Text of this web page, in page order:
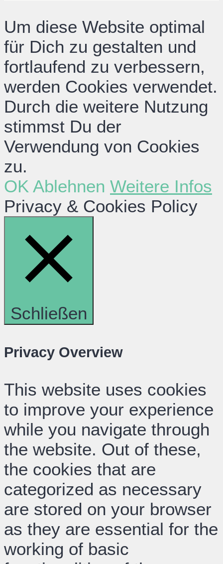
Um diese Website optimal
für Dich zu gestalten und
fortlaufend zu verbessern,
werden Cookies verwendet.
Durch die weitere Nutzung
stimmst Du der
Verwendung von Cookies
zu.
OK Ablehnen Weitere Infos
Privacy & Cookies Policy
Schließen
Privacy Overview
This website uses cookies
to improve your experience
while you navigate through
the website. Out of these,
the cookies that are
categorized as necessary
are stored on your browser
as they are essential for the
working of basic